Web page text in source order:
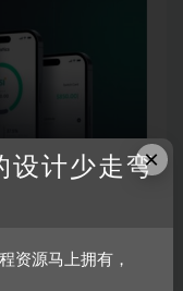
×
设计少走弯
资源马上拥有，